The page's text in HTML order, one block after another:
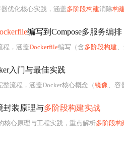
优化核心实践，涵盖多阶段构建消除构
编写到Compose多服务编排
程，涵盖Dockerfile编写（含多阶段构建
入门与最佳实践
整流程，涵盖Docker核心概念（镜像、容
封装原理与多阶段构建实战
核心原理与工程实践，重点解析多阶段构